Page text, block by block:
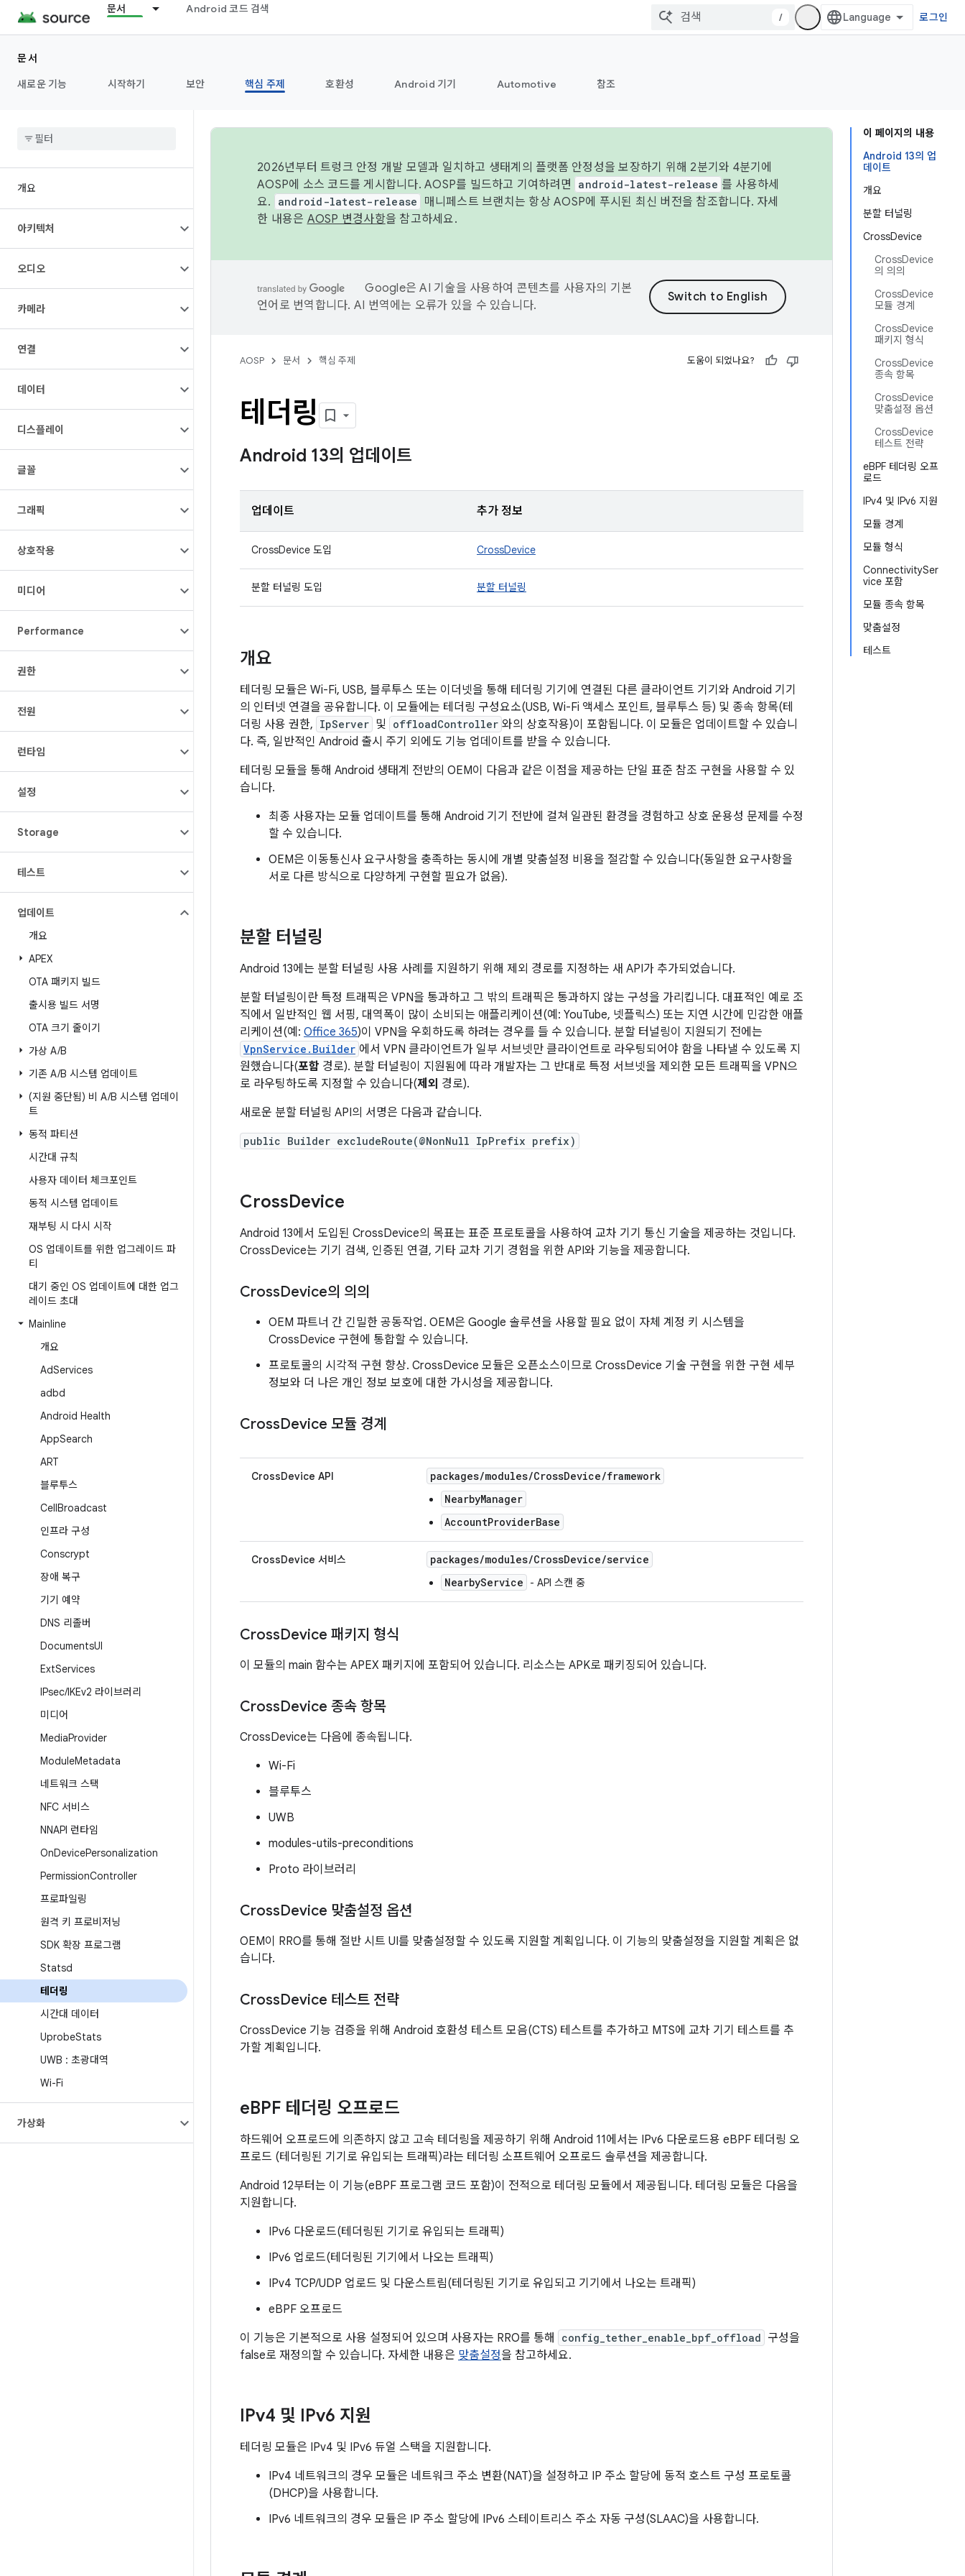
문서 Android 코드 검색
/ 로그인
문서
새로운 기능
시작하기 보안 핵심 주제 호환성 Android 기기 Automotive 참조
개요
아키텍처
오디오
카메라
연결
데이터
디스플레이
글꼴
그래픽
상호작용
미디어
Performance
권한
전원
런타임
설정
Storage
테스트
업데이트
개요
APEX
OTA 패키지 빌드
출시용 빌드 서명
OTA 크기 줄이기
가상 A/B
기존 A/B 시스템 업데이트
(지원 중단됨) 비 A/B 시스템 업데이
트
동적 파티션
시간대 규칙
사용자 데이터 체크포인트
동적 시스템 업데이트
재부팅 시 다시 시작
OS 업데이트를 위한 업그레이드 파
티
대기 중인 OS 업데이트에 대한 업그
레이드 초대
Mainline
개요
AdServices
adbd
Android Health
AppSearch
ART
블루투스
CellBroadcast
인프라 구성
Conscrypt
장애 복구
기기 예약
DNS 리졸버
DocumentsUI
ExtServices
IPsec/IKEv2 라이브러리
미디어
MediaProvider
ModuleMetadata
네트워크 스택
NFC 서비스
NNAPI 런타임
OnDevicePersonalization
PermissionController
프로파일링
원격 키 프로비저닝
SDK 확장 프로그램
Statsd
테더링
시간대 데이터
UprobeStats
UWB : 초광대역
Wi-Fi
가상화
이 페이지의 내용
Android 13의 업
데이트
개요
분할 터널링
CrossDevice
CrossDevice
의 의의
CrossDevice
모듈 경계
CrossDevice
패키지 형식
CrossDevice
종속 항목
CrossDevice
맞춤설정 옵션
CrossDevice
테스트 전략
eBPF 테더링 오프
로드
IPv4 및 IPv6 지원
모듈 경계
모듈 형식
ConnectivitySer
vice 포함
모듈 종속 항목
맞춤설정
테스트
2026년부터 트렁크 안정 개발 모델과 일치하고 생태계의 플랫폼 안정성을 보장하기 위해 2분기와 4분기에
AOSP에 소스 코드를 게시합니다. AOSP를 빌드하고 기여하려면
android-latest-release 를 사용하세
요.
android-latest-release
매니페스트 브랜치는 항상 AOSP에 푸시된 최신 버전을 참조합니다. 자세
한 내용은 AOSP 변경사항을 참고하세요.
Google은 AI 기술을 사용하여 콘텐츠를 사용자의 기본
언어로 번역합니다. AI 번역에는 오류가 있을 수 있습니다.
AOSP 문서 핵심 주제 도움이 되었나요?
테더링
Android 13의 업데이트
업데이트 추가 정보
CrossDevice 도입 CrossDevice
분할 터널링 도입 분할 터널링
개요
테더링 모듈은 Wi-Fi, USB, 블루투스 또는 이더넷을 통해 테더링 기기에 연결된 다른 클라이언트 기기와 Android 기기
의 인터넷 연결을 공유합니다. 이 모듈에는 테더링 구성요소(USB, Wi-Fi 액세스 포인트, 블루투스 등) 및 종속 항목(테
더링 사용 권한, IpServer 및 offloadController 와의 상호작용)이 포함됩니다. 이 모듈은 업데이트할 수 있습니
다. 즉, 일반적인 Android 출시 주기 외에도 기능 업데이트를 받을 수 있습니다.
테더링 모듈을 통해 Android 생태계 전반의 OEM이 다음과 같은 이점을 제공하는 단일 표준 참조 구현을 사용할 수 있
습니다.
최종 사용자는 모듈 업데이트를 통해 Android 기기 전반에 걸쳐 일관된 환경을 경험하고 상호 운용성 문제를 수정
할 수 있습니다.
OEM은 이동통신사 요구사항을 충족하는 동시에 개별 맞춤설정 비용을 절감할 수 있습니다(동일한 요구사항을
서로 다른 방식으로 다양하게 구현할 필요가 없음).
분할 터널링
Android 13에는 분할 터널링 사용 사례를 지원하기 위해 제외 경로를 지정하는 새 API가 추가되었습니다.
분할 터널링이란 특정 트래픽은 VPN을 통과하고 그 밖의 트래픽은 통과하지 않는 구성을 가리킵니다. 대표적인 예로 조
직에서 일반적인 웹 서핑, 대역폭이 많이 소비되는 애플리케이션(예: YouTube, 넷플릭스) 또는 지연 시간에 민감한 애플
리케이션(예: Office 365)이 VPN을 우회하도록 하려는 경우를 들 수 있습니다. 분할 터널링이 지원되기 전에는
VpnService.Builder 에서 VPN 클라이언트가 일부 서브넷만 클라이언트로 라우팅되어야 함을 나타낼 수 있도록 지
원했습니다(포함 경로). 분할 터널링이 지원됨에 따라 개발자는 그 반대로 특정 서브넷을 제외한 모든 트래픽을 VPN으
로 라우팅하도록 지정할 수 있습니다(제외 경로).
새로운 분할 터널링 API의 서명은 다음과 같습니다.
public Builder excludeRoute(@NonNull IpPrefix prefix)
CrossDevice
Android 13에서 도입된 CrossDevice의 목표는 표준 프로토콜을 사용하여 교차 기기 통신 기술을 제공하는 것입니다.
CrossDevice는 기기 검색, 인증된 연결, 기타 교차 기기 경험을 위한 API와 기능을 제공합니다.
CrossDevice의 의의
OEM 파트너 간 긴밀한 공동작업. OEM은 Google 솔루션을 사용할 필요 없이 자체 계정 키 시스템을
CrossDevice 구현에 통합할 수 있습니다.
프로토콜의 시각적 구현 향상. CrossDevice 모듈은 오픈소스이므로 CrossDevice 기술 구현을 위한 구현 세부
정보와 더 나은 개인 정보 보호에 대한 가시성을 제공합니다.
CrossDevice 모듈 경계
CrossDevice API packages/modules/CrossDevice/framework
NearbyManager
AccountProviderBase
CrossDevice 서비스 packages/modules/CrossDevice/service
NearbyService
- API 스캔 중
CrossDevice 패키지 형식
이 모듈의 main 함수는 APEX 패키지에 포함되어 있습니다. 리소스는 APK로 패키징되어 있습니다.
CrossDevice 종속 항목
CrossDevice는 다음에 종속됩니다.
Wi-Fi
블루투스
UWB
modules-utils-preconditions
Proto 라이브러리
CrossDevice 맞춤설정 옵션
OEM이 RRO를 통해 절반 시트 UI를 맞춤설정할 수 있도록 지원할 계획입니다. 이 기능의 맞춤설정을 지원할 계획은 없
습니다.
CrossDevice 테스트 전략
CrossDevice 기능 검증을 위해 Android 호환성 테스트 모음(CTS) 테스트를 추가하고 MTS에 교차 기기 테스트를 추
가할 계획입니다.
eBPF 테더링 오프로드
하드웨어 오프로드에 의존하지 않고 고속 테더링을 제공하기 위해 Android 11에서는 IPv6 다운로드용 eBPF 테더링 오
프로드 (테더링된 기기로 유입되는 트래픽)라는 테더링 소프트웨어 오프로드 솔루션을 제공합니다.
Android 12부터는 이 기능(eBPF 프로그램 코드 포함)이 전적으로 테더링 모듈에서 제공됩니다. 테더링 모듈은 다음을
지원합니다.
IPv6 다운로드(테더링된 기기로 유입되는 트래픽)
IPv6 업로드(테더링된 기기에서 나오는 트래픽)
IPv4 TCP/UDP 업로드 및 다운스트림(테더링된 기기로 유입되고 기기에서 나오는 트래픽)
eBPF 오프로드
이 기능은 기본적으로 사용 설정되어 있으며 사용자는 RRO를 통해
config_tether_enable_bpf_offload 구성을
false로 재정의할 수 있습니다. 자세한 내용은 맞춤설정을 참고하세요.
IPv4 및 IPv6 지원
테더링 모듈은 IPv4 및 IPv6 듀얼 스택을 지원합니다.
IPv4 네트워크의 경우 모듈은 네트워크 주소 변환(NAT)을 설정하고 IP 주소 할당에 동적 호스트 구성 프로토콜
(DHCP)을 사용합니다.
IPv6 네트워크의 경우 모듈은 IP 주소 할당에 IPv6 스테이트리스 주소 자동 구성(SLAAC)을 사용합니다.